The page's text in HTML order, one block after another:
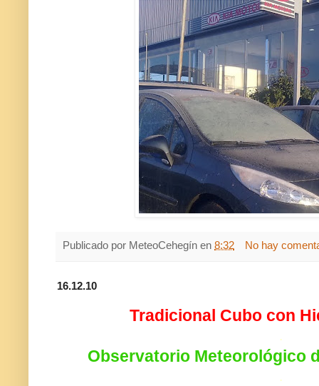
Publicado por MeteoCehegín en 8:32 No hay
16.12.10
Tradicional Cubo con
.
Observatorio Meteorológico
.